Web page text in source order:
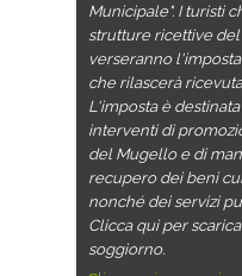
Municipale". I turisti
strutture ricettive
verseranno
che rilascerà
L'imposta è
interventi di
del Mugello e di
recupero dei beni
nonché dei servizi
Clicca qui per
soggiorno.